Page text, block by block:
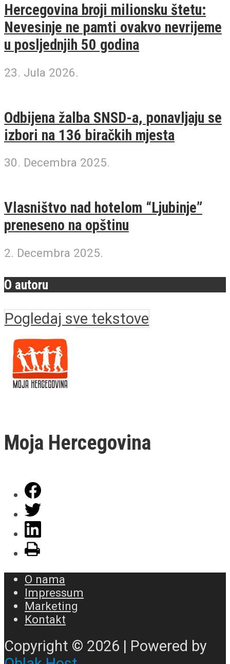
Hercegovina broji milionsku štetu:
Nevesinje ne pamti ovakvo nevrijeme
u posljednjih 50 godina
23. Jula 2026.
Odbijena žalba SNSD-a, ponavljaju se
izbori na 136 biračkih mjesta
30. Decembra 2025.
Vlasništvo nad hotelom “Ljubinje”
preneseno na opštinu
2. Decembra 2025.
O autoru
Pogledaj sve tekstove
Moja Hercegovina
O nama
Impressum
Marketing
Kontakt
Copyright © 2026 | Powered by